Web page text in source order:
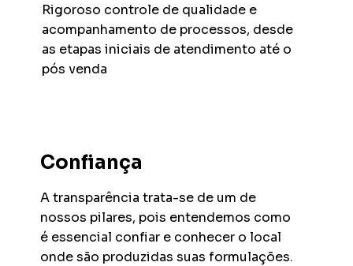
Rigoroso controle de qualidade e
acompanhamento de processos, desde
as etapas iniciais de atendimento até o
pós venda
Confiança
A transparência trata-se de um de
nossos pilares, pois entendemos como
é essencial confiar e conhecer o local
onde são produzidas suas formulações.